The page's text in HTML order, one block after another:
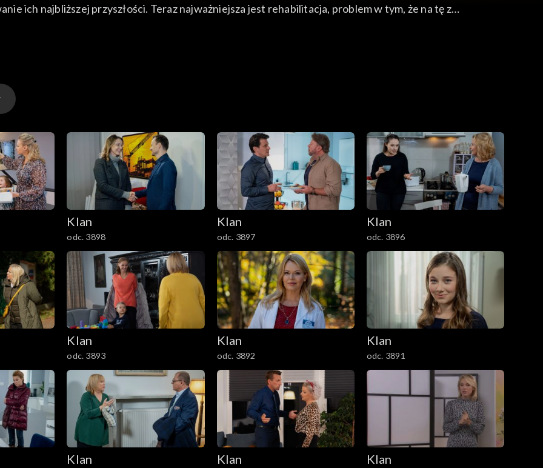
ich najbliższej przyszłości. Teraz najważniejsza jest rehabilitacja, problem w tym, że na tę z
teraz nie stać. W odwiedziny przychodzi Paweł. Dla swojego asystenta ma ciekawą propozycję.
Klan
odc. 3898
Klan
odc. 3897
Klan
odc. 3896
Klan
odc. 3893
Klan
odc. 3892
Klan
odc. 3891
Klan Klan Klan